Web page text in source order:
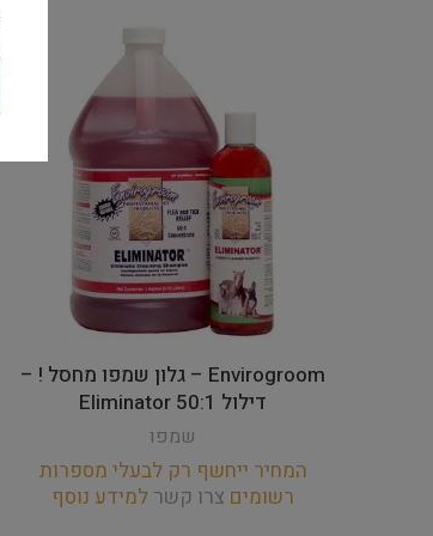
Envirogroom – גלון שמפו מחסל ! –
דילול 50:1 Eliminator
שמפו
המחיר ייחשף רק לבעלי מספרות
רשומים צרו קשר למידע נוסף